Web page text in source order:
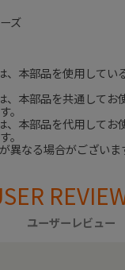
ズ
、本部品を使用してい
、本部品を共通してお
。
、本部品を代用してお
。
異なる場合がございま
ユーザーレビュー